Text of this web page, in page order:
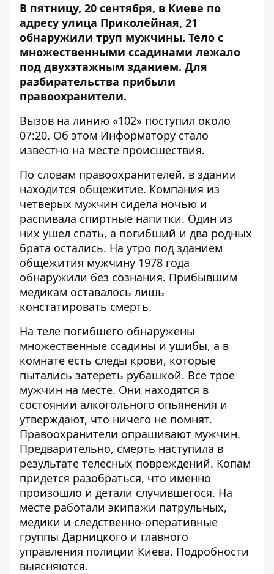
В пятницу, 20 сентября, в Киеве по
адресу улица Приколейная, 21
обнаружили труп мужчины. Тело с
множественными ссадинами лежало
под двухэтажным зданием. Для
разбирательства прибыли
правоохранители.
Вызов на линию «102» поступил около
07:20. Об этом Информатору стало
известно на месте происшествия.
По словам правоохранителей, в здании
находится общежитие. Компания из
четверых мужчин сидела ночью и
распивала спиртные напитки. Один из
них ушел спать, а погибший и два родных
брата остались. На утро под зданием
общежития мужчину 1978 года
обнаружили без сознания. Прибывшим
медикам оставалось лишь
констатировать смерть.
На теле погибшего обнаружены
множественные ссадины и ушибы, а в
комнате есть следы крови, которые
пытались затереть рубашкой. Все трое
мужчин на месте. Они находятся в
состоянии алкогольного опьянения и
утверждают, что ничего не помнят.
Правоохранители опрашивают мужчин.
Предварительно, смерть наступила в
результате телесных повреждений. Копам
придется разобраться, что именно
произошло и детали случившегося. На
месте работали экипажи патрульных,
медики и следственно-оперативные
группы Дарницкого и главного
управления полиции Киева. Подробности
выясняются.